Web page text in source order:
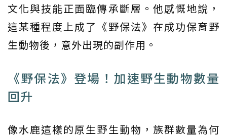
文化與技能正面臨傳承斷層。他感慨地說，
這某種程度上成了《野保法》在成功保育野
生動物後，意外出現的副作用。
《野保法》登場！加速野生動物數量
回升
像水鹿這樣的原生野生動物，族群數量為何